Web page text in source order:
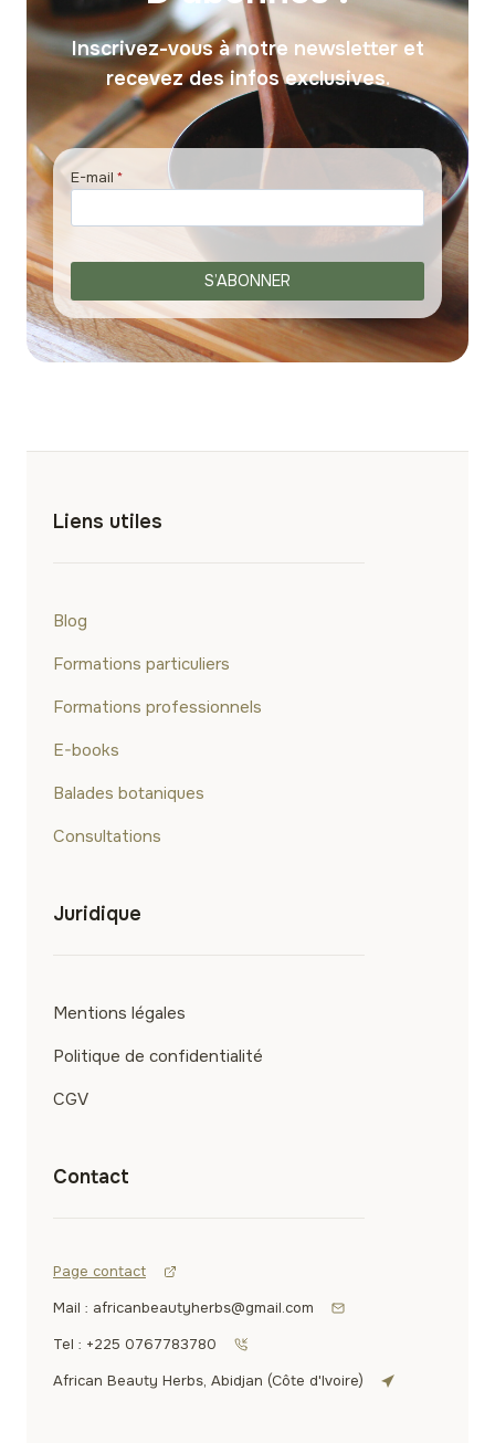
Inscrivez-vous à notre newsletter et
recevez des infos exclusives.
E-mail *
S’ABONNER
Liens utiles
Blog
Formations particuliers
Formations professionnels
E-books
Balades botaniques
Consultations
Juridique
Mentions légales
Politique de confidentialité
CGV
Contact
Page contact
Mail : africanbeautyherbs@gmail.com
Tel : +225 0767783780
African Beauty Herbs, Abidjan (Côte d'Ivoire)